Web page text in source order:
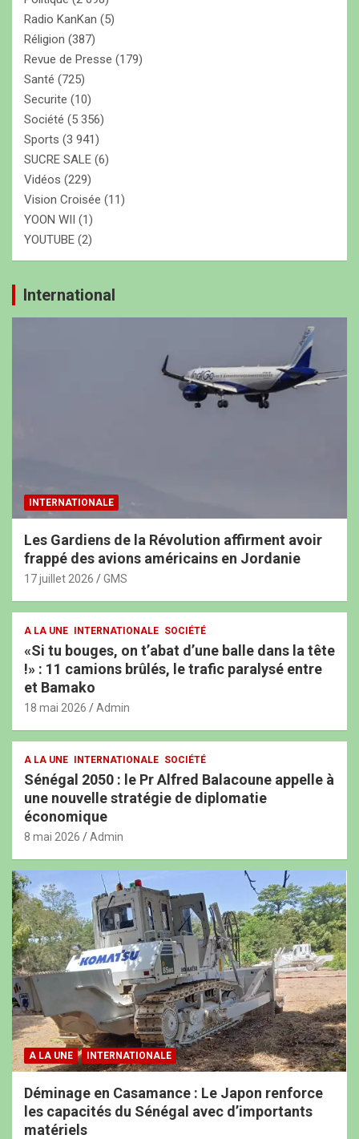
Radio KanKan (5)
Réligion (387)
Revue de Presse (179)
Santé (725)
Securite (10)
Société (5 356)
Sports (3 941)
SUCRE SALE (6)
Vidéos (229)
Vision Croisée (11)
YOON WII (1)
YOUTUBE (2)
International
INTERNATIONALE
Les Gardiens de la Révolution affirment avoir
frappé des avions américains en Jordanie
17 juillet 2026 GMS
A LA UNE INTERNATIONALE SOCIÉTÉ
«Si tu bouges, on t’abat d’une balle dans la tête
!» : 11 camions brûlés, le trafic paralysé entre
et Bamako
18 mai 2026 Admin
A LA UNE INTERNATIONALE SOCIÉTÉ
Sénégal 2050 : le Pr Alfred Balacoune appelle à
une nouvelle stratégie de diplomatie
économique
8 mai 2026 Admin
A LA UNE INTERNATIONALE
Déminage en Casamance : Le Japon renforce
les capacités du Sénégal avec d’importants
matériels